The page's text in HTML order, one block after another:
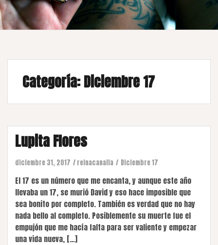
Categoría:Diciembre 17
Lupita Flores
diciembre 31, 2017 reinacanalla Diciembre 17
El 17 es un número que me encanta, y aunque este año
llevaba un 17, se murió David y eso hace imposible que
sea bonito por completo. También es verdad que no hay
nada bello al completo. Posiblemente su muerte fue el
empujón que me hacía falta para ser valiente y empezar
una vida nueva, […]